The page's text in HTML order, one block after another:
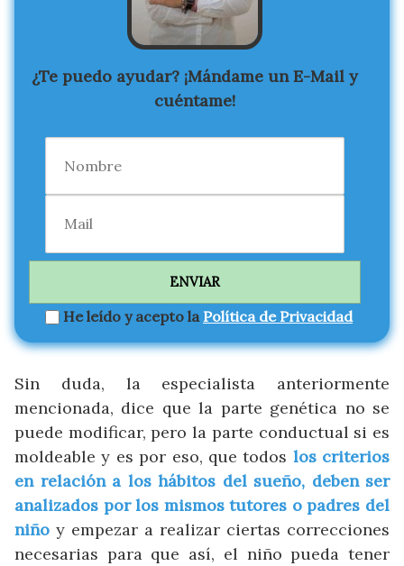
¿Te puedo ayudar? ¡Mándame un E-Mail y
cuéntame!
He leído y acepto la Política de Privacidad
Sin duda, la especialista anteriormente
mencionada, dice que la parte genética no se
puede modificar, pero la parte conductual si es
moldeable y es por eso, que todos los criterios
en relación a los hábitos del sueño, deben ser
analizados por los mismos tutores o padres del
niño y empezar a realizar ciertas correcciones
necesarias para que así, el niño pueda tener